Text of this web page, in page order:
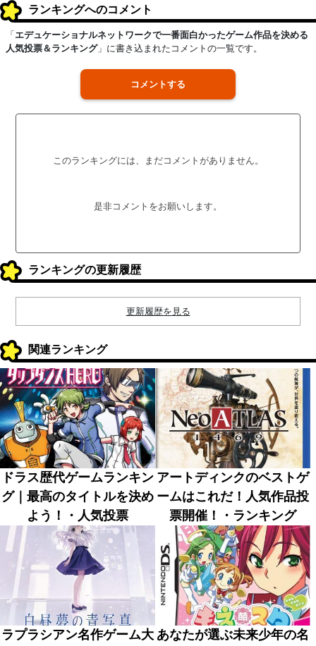
ランキングへのコメント
「 エデュケーショナルネットワークで一番面白かったゲーム作品を決める
人気投票＆ランキング」に書き込まれたコメントの一覧です。
コメントする
このランキングには、まだコメントがありません。
是非コメントをお願いします。
ランキングの更新履歴
更新履歴を見る
関連ランキング
ドラス歴代ゲームランキン
グ｜最高のタイトルを決め
よう！・人気投票
アートディンクのベストゲ
ームはこれだ！人気作品投
票開催！・ランキング
ラプラシアン名作ゲーム大 あなたが選ぶ未来少年の名